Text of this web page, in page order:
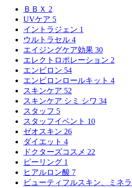
ＢＢＸ 2
UVケア 5
イントラジェン 1
ウルトラセル 4
エイジングケア効果 30
エレクトロポレーション 2
エンビロン 54
エンビロンロールキット 4
スキンケア 52
スキンケア シミ シワ 34
スタッフ 5
スタッフイベント 10
ゼオスキン 26
ダイエット 4
ドクターズコスメ 22
ピーリング 1
ヒアルロン酸 7
ビューティフルスキン、ミネ